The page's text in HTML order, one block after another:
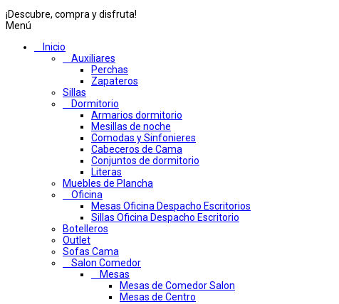
¡Descubre, compra y disfruta!
Menú
Inicio
Auxiliares
Perchas
Zapateros
Sillas
Dormitorio
Armarios dormitorio
Mesillas de noche
Comodas y Sinfonieres
Cabeceros de Cama
Conjuntos de dormitorio
Literas
Muebles de Plancha
Oficina
Mesas Oficina Despacho Escritorios
Sillas Oficina Despacho Escritorio
Botelleros
Outlet
Sofas Cama
Salon Comedor
Mesas
Mesas de Comedor Salon
Mesas de Centro